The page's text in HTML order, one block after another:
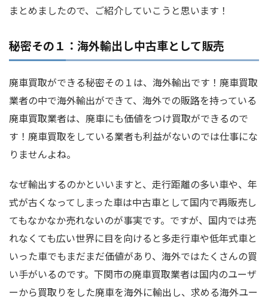
まとめましたので、ご紹介していこうと思います！
秘密その１：海外輸出し中古車として販売
廃車買取ができる秘密その１は、海外輸出です！廃車買取
業者の中で海外輸出ができて、海外での販路を持っている
廃車買取業者は、廃車にも価値をつけ買取ができるので
す！廃車買取をしている業者も利益がないのでは仕事にな
りませんよね。
なぜ輸出するのかといいますと、走行距離の多い車や、年
式が古くなってしまった車は中古車として国内で再販売し
てもなかなか売れないのが事実です。ですが、国内では売
れなくても広い世界に目を向けると多走行車や低年式車と
いった車でもまだまだ価値があり、海外ではたくさんの買
い手がいるのです。下関市の廃車買取業者は国内のユーザ
ーから買取りをした廃車を海外に輸出し、求める海外ユー